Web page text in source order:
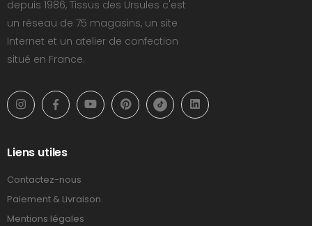
depuis 1986, Tissus des Ursules c'est
un réseau de 75 magasins, un site
Internet et un atelier de confection
situé en France.
Liens utiles
Contactez-nous
Paiement & Livraison
Mentions légales